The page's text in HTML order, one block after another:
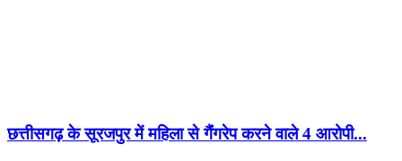
छत्तीसगढ़ के सूरजपुर में महिला से गैंंगरेप करने वाले 4 आरोपी...